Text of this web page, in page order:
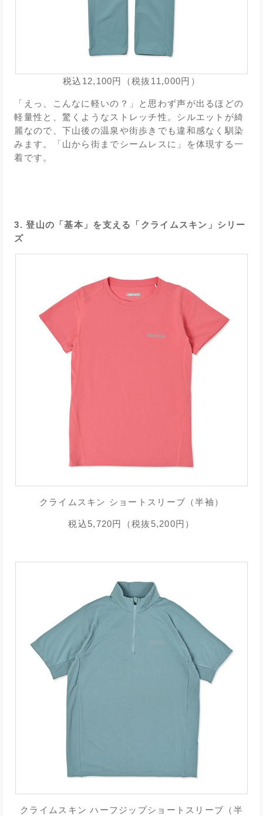
税込12,100円（税抜11,000円）
「えっ、こんなに軽いの？」と思わず声が出るほどの
軽量性と、驚くようなストレッチ性。シルエットが綺
麗なので、下山後の温泉や街歩きでも違和感なく馴染
みます。「山から街までシームレスに」を体現する一
着です。
3. 登山の「基本」を支える「クライムスキン」シリー
ズ
クライムスキン ショートスリーブ（半袖）
税込5,720円（税抜5,200円）
クライムスキン ハーフジップショートスリーブ（半